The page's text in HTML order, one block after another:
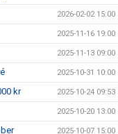
2026-02-02 15:00
2025-11-16 19:00
2025-11-13 09:00
2025-10-31 10:00
kr 2025-10-24 09:53
2025-10-20 13:00
2025-10-07 15:00